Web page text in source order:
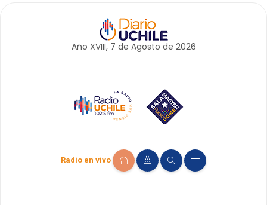
Año XVIII, 7 de Agosto de 2026
Radio en vivo